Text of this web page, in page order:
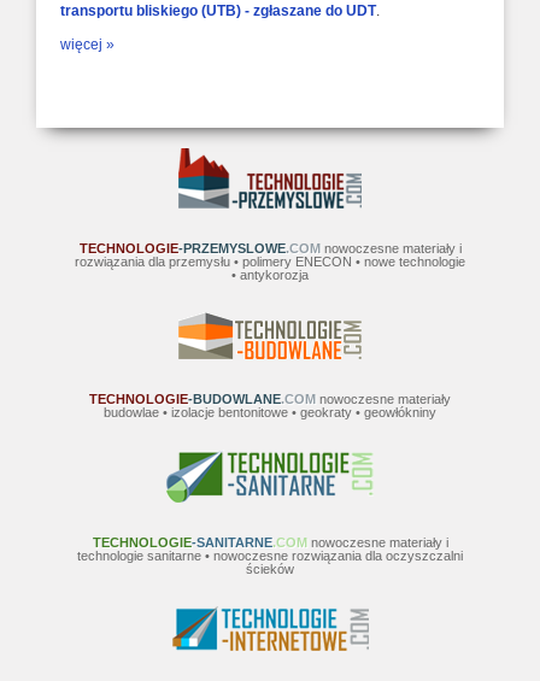
transportu bliskiego (UTB) - zgłaszane do UDT.
więcej »
TECHNOLOGIE-PRZEMYSLOWE.COMnowoczesne materiały i
rozwiązania dla przemysłu • polimery ENECON • nowe technologie
• antykorozja
TECHNOLOGIE-BUDOWLANE.COM nowoczesne materiały
budowlae • izolacje bentonitowe • geokraty • geowłókniny
TECHNOLOGIE-SANITARNE.COMnowoczesne materiały i
technologie sanitarne • nowoczesne rozwiązania dla oczyszczalni
ścieków